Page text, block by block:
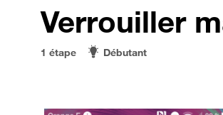
Verrouiller
1 étape Débutant